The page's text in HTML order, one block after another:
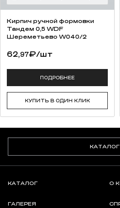
Кирпич ручной формовки
Тандем 0,5 WDF
Шереметьево W040/2
62,97₽/шт
ПОДРОБНЕЕ
КУПИТЬ В ОДИН КЛИК
КАТАЛОГ
КАТАЛОГ О
ГАЛЕРЕЯ